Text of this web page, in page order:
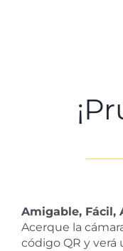
Amigable, Fácil,
Acerque la
código QR y